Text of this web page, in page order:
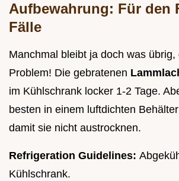
Aufbewahrung: Für den
Fälle
Manchmal bleibt ja doch was übrig,
Problem! Die gebratenen
im Kühlschrank locker 1-2 Tage.
besten in einem luftdichten
damit sie nicht austrocknen.
Refrigeration Guidelines:
Kühlschrank.